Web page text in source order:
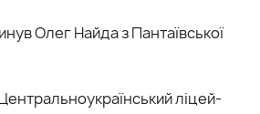
Олег Найда з Пантаївської
ліцей-